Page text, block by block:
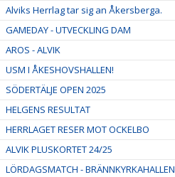
Alviks Herrlag tar sig an Åkersberga.
GAMEDAY - UTVECKLING DAM
AROS - ALVIK
USM I ÅKESHOVSHALLEN!
SÖDERTÄLJE OPEN 2025
HELGENS RESULTAT
HERRLAGET RESER MOT OCKELBO
ALVIK PLUSKORTET 24/25
LÖRDAGSMATCH - BRÄNNKYRKAHALLEN